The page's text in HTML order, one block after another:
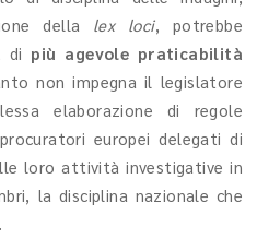
della lex loci, potrebbe
di più agevole praticabilità
non impegna il legislatore
elaborazione di regole
europei delegati di
loro attività investigative in
la disciplina nazionale che